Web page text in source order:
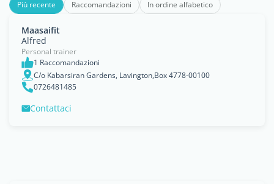
Più recente Raccomandazioni In ordine alfabetico
Maasaifit
Alfred
Personal trainer
1 Raccomandazioni
C/o Kabarsiran Gardens, Lavington,Box 4778-00100
0726481485
Contattaci